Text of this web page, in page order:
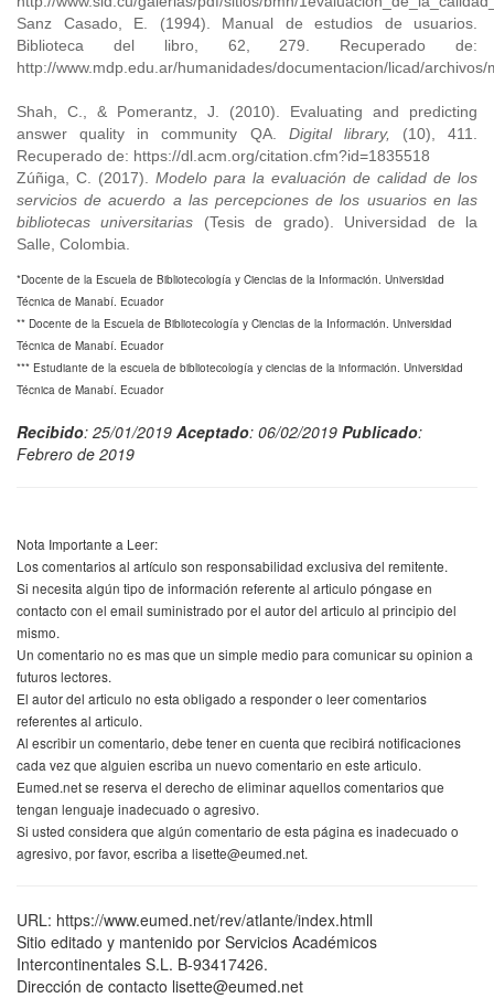
Sanz Casado, E. (1994). Manual de estudios de usuarios.
Biblioteca del libro, 62, 279. Recuperado de:
http://www.mdp.edu.ar/humanidades/documentacion/licad/
Shah, C., & Pomerantz, J. (2010). Evaluating and predicting
answer quality in community QA. Digital library, (10), 411.
Recuperado de: https://dl.acm.org/citation.cfm?id=1835518
Zúñiga, C. (2017). Modelo para la evaluación de calidad de los
servicios de acuerdo a las percepciones de los usuarios en las
bibliotecas universitarias (Tesis de grado). Universidad de la
Salle, Colombia.
*Docente de la Escuela de Bibliotecología y Ciencias de la Información. Universidad
Técnica de Manabí. Ecuador
** Docente de la Escuela de Bibliotecología y Ciencias de la Información. Universidad
Técnica de Manabí. Ecuador
*** Estudiante de la escuela de bibliotecología y ciencias de la información. Universidad
Técnica de Manabí. Ecuador
Recibido: 25/01/2019 Aceptado: 06/02/2019 Publicado:
Febrero de 2019
Nota Importante a Leer:
Los comentarios al artículo son responsabilidad exclusiva del remitente.
Si necesita algún tipo de información referente al articulo póngase en
contacto con el email suministrado por el autor del articulo al principio del
mismo.
Un comentario no es mas que un simple medio para comunicar su opinion a
futuros lectores.
El autor del articulo no esta obligado a responder o leer comentarios
referentes al articulo.
Al escribir un comentario, debe tener en cuenta que recibirá notificaciones
cada vez que alguien escriba un nuevo comentario en este articulo.
Eumed.net se reserva el derecho de eliminar aquellos comentarios que
tengan lenguaje inadecuado o agresivo.
Si usted considera que algún comentario de esta página es inadecuado o
agresivo, por favor, escriba a lisette@eumed.net.
URL: https://www.eumed.net/rev/atlante/index.htmll
Sitio editado y mantenido por Servicios Académicos
Intercontinentales S.L. B-93417426.
Dirección de contacto lisette@eumed.net